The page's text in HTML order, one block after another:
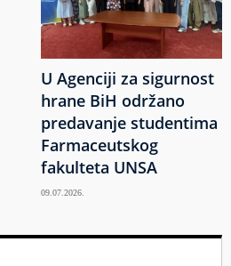
U Agenciji za sigurnost
hrane BiH održano
predavanje studentima
Farmaceutskog
fakulteta UNSA
09.07.2026.